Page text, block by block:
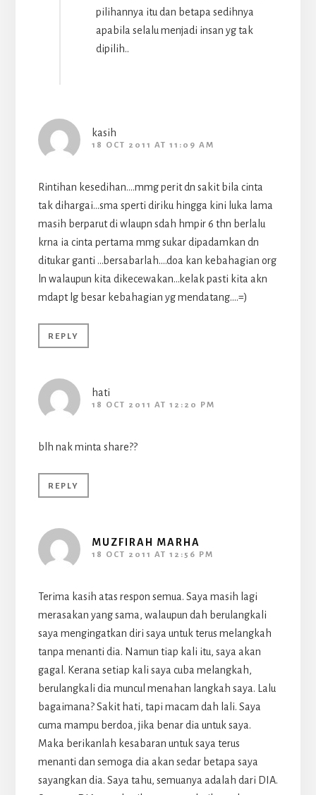
pilihannya itu dan betapa sedihnya
apabila selalu menjadi insan yg tak
dipilih..
kasih
18 OCT 2011 AT 11:09 AM
Rintihan kesedihan….mmg perit dn sakit bila cinta
tak dihargai…sma sperti diriku hingga kini luka lama
masih berparut di wlaupn sdah hmpir 6 thn berlalu
krna ia cinta pertama mmg sukar dipadamkan dn
ditukar ganti …bersabarlah….doa kan kebahagian org
ln walaupun kita dikecewakan…kelak pasti kita akn
mdapt lg besar kebahagian yg mendatang….=)
REPLY
hati
18 OCT 2011 AT 12:20 PM
blh nak minta share??
REPLY
MUZFIRAH MARHA
18 OCT 2011 AT 12:56 PM
Terima kasih atas respon semua. Saya masih lagi
merasakan yang sama, walaupun dah berulangkali
saya mengingatkan diri saya untuk terus melangkah
tanpa menanti dia. Namun tiap kali itu, saya akan
gagal. Kerana setiap kali saya cuba melangkah,
berulangkali dia muncul menahan langkah saya. Lalu
bagaimana? Sakit hati, tapi macam dah lali. Saya
cuma mampu berdoa, jika benar dia untuk saya.
Maka berikanlah kesabaran untuk saya terus
menanti dan semoga dia akan sedar betapa saya
sayangkan dia. Saya tahu, semuanya adalah dari DIA.